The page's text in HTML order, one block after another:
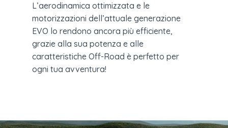
L’aerodinamica ottimizzata e le
motorizzazioni dell’attuale generazione
EVO lo rendono ancora più efficiente,
grazie alla sua potenza e alle
caratteristiche Off-Road è perfetto per
ogni tua avventura!